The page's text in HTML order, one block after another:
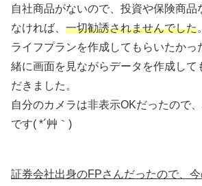
自社商品がないので、投資や保険商品
なければ、 一切勧誘されませんでした。
ライフプランを作成してもらいたかっ
緒に画面を見ながらデータを作成して
だきました。
自分のカメラは非表示OKだったので
です( *´艸｀)
証券会社出身のFPさんだったので、